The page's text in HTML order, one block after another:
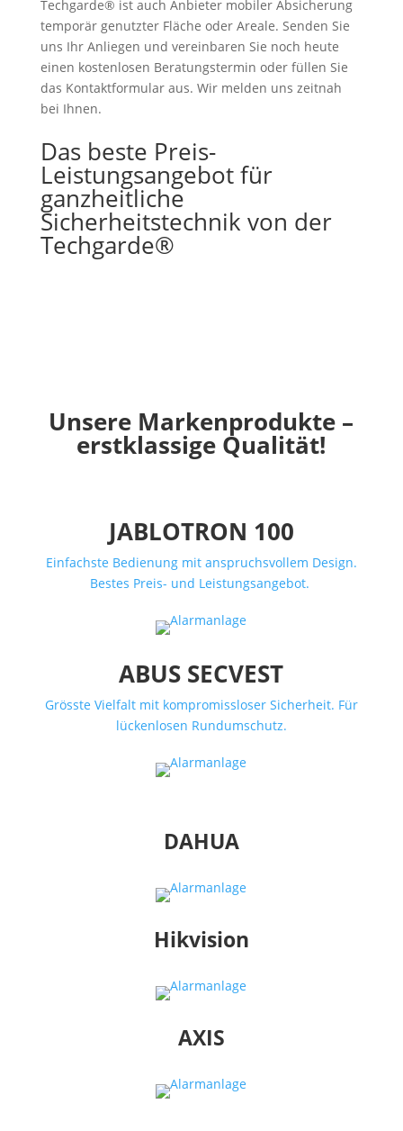
Techgarde® ist auch Anbieter mobiler Absicherung
temporär genutzter Fläche oder Areale. Senden Sie
uns Ihr Anliegen und vereinbaren Sie noch heute
einen kostenlosen Beratungstermin oder füllen Sie
das Kontaktformular aus. Wir melden uns zeitnah
bei Ihnen.
Das beste Preis-
Leistungsangebot für
ganzheitliche
Sicherheitstechnik von der
Techgarde®
Unsere Markenprodukte –
erstklassige Qualität!
JABLOTRON 100
Einfachste Bedienung mit anspruchsvollem Design.
Bestes Preis- und Leistungsangebot.
ABUS SECVEST
Grösste Vielfalt mit kompromissloser Sicherheit. Für
lückenlosen Rundumschutz.
DAHUA
Hikvision
AXIS